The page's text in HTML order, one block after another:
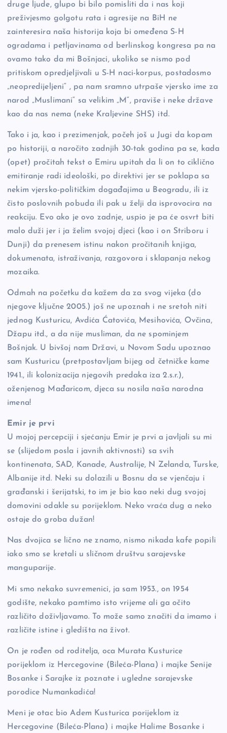
druge ljude, glupo bi bilo pomisliti da i nas koji
preživjesmo golgotu rata i agresije na BiH ne
zainteresira naša historija koja bi omeđena S-H
ogradama i petljavinama od berlinskog kongresa pa na
ovamo tako da mi Bošnjaci, ukoliko se nismo pod
pritiskom opredjeljivali u S-H naci-korpus, postadosmo
„neopredijeljeni“ , pa nam sramno utrpaše vjersko ime za
narod „Muslimani“ sa velikim „M“, praviše i neke države
kao da nas nema (neke Kraljevine SHS) itd.
Tako i ja, kao i prezimenjak, počeh još u Jugi da kopam
po historiji, a naročito zadnjih 30-tak godina pa se, kada
(opet) pročitah tekst o Emiru upitah da li on to ciklično
emitiranje radi ideološki, po direktivi jer se poklapa sa
nekim vjersko-političkim događajima u Beogradu, ili iz
čisto poslovnih pobuda ili pak u želji da isprovocira na
reakciju. Evo ako je ovo zadnje, uspio je pa će osvrt biti
malo duži jer i ja želim svojoj djeci (kao i on Striboru i
Dunji) da prenesem istinu nakon pročitanih knjiga,
dokumenata, istraživanja, razgovora i sklapanja nekog
mozaika.
Odmah na početku da kažem da za svog vijeka (do
njegove ključne 2005.) još ne upoznah i ne sretoh niti
jednog Kusturicu, Avdića Ćatovića, Mesihovića, Ovčina,
Džapu itd., a da nije musliman, da ne spominjem
Bošnjak. U bivšoj nam Državi, u Novom Sadu upoznao
sam Kusturicu (pretpostavljam bijeg od četničke kame
1941., ili kolonizacija njegovih predaka iza 2.s.r.),
oženjenog Mađaricom, djeca su nosila naša narodna
imena!
Emir je prvi
U mojoj percepciji i sjećanju Emir je prvi a javljali su mi
se (slijedom posla i javnih aktivnosti) sa svih
kontinenata, SAD, Kanade, Australije, N Zelanda, Turske,
Albanije itd. Neki su dolazili u Bosnu da se vjenčaju i
građanski i šerijatski, to im je bio kao neki dug svojoj
domovini odakle su porijeklom. Neko vraća dug a neko
ostaje do groba dužan!
Nas dvojica se lično ne znamo, nismo nikada kafe popili
iako smo se kretali u sličnom društvu sarajevske
manguparije.
Mi smo nekako suvremenici, ja sam 1953., on 1954
godište, nekako pamtimo isto vrijeme ali ga očito
različito doživljavamo. To može samo značiti da imamo i
različite istine i gledišta na život.
On je rođen od roditelja, oca Murata Kusturice
porijeklom iz Hercegovine (Bileća-Plana) i majke Senije
Bosanke i Sarajke iz poznate i ugledne sarajevske
porodice Numankadića!
Meni je otac bio Adem Kusturica porijeklom iz
Hercegovine (Bileća-Plana) i majke Halime Bosanke i